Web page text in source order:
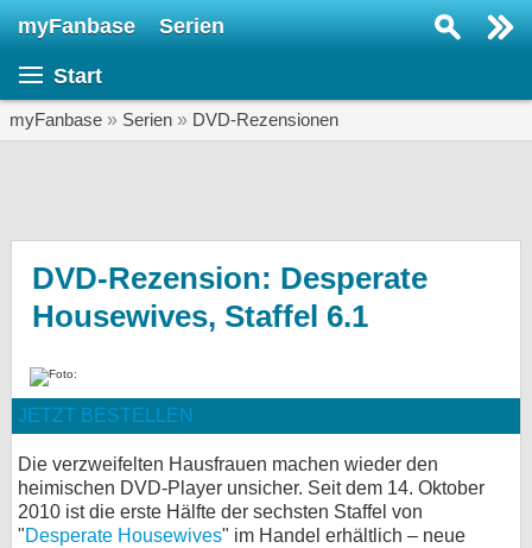
myFanbase Serien
Start
myFanbase » Serien » DVD-Rezensionen
DVD-Rezension: Desperate
Housewives, Staffel 6.1
JETZT BESTELLEN
Die verzweifelten Hausfrauen machen wieder den
heimischen DVD-Player unsicher. Seit dem 14. Oktober
2010 ist die erste Hälfte der sechsten Staffel von
"Desperate Housewives" im Handel erhältlich – neue
SERIEN
Veranstaltungen
Gewinnspiele
Forum